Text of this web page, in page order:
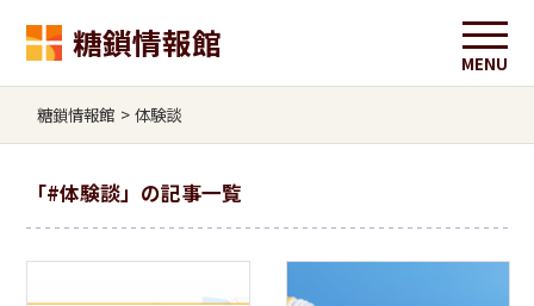
糖鎖情報館
糖鎖情報館 > 体験談
「#体験談」の記事一覧